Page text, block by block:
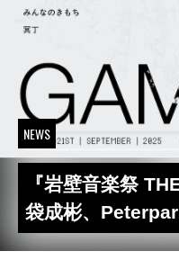
NEWS
『岩壁音楽祭
袋成彬、